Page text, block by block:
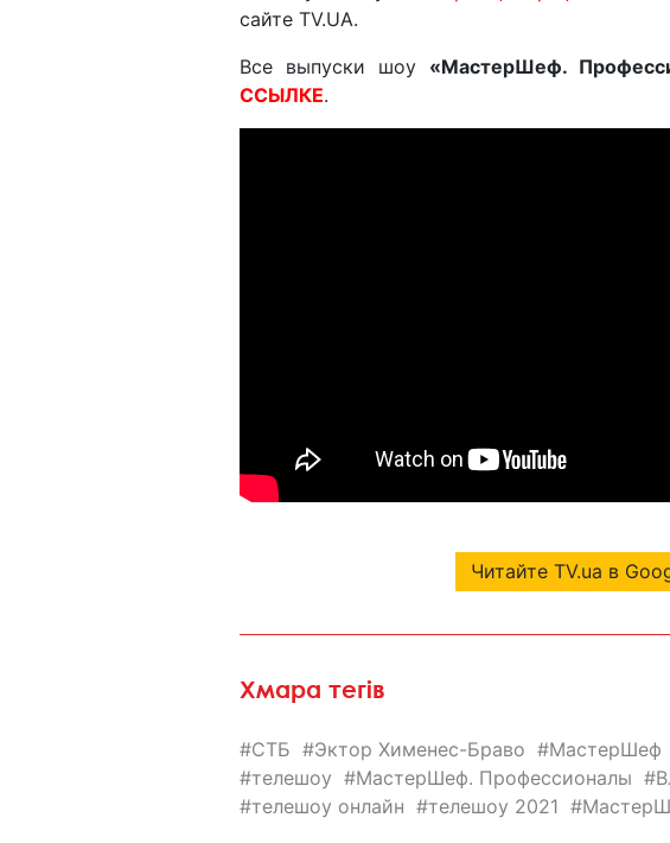
сайте TV.UA.
Все выпуски шоу «МастерШеф.
ССЫЛКЕ.
Читайте TV.ua в
Хмара тегів
СТБ Эктор Хименес-Браво МастерШеф
телешоу
МастерШеф. Профессионалы
телешоу онлайн
телешоу 2021